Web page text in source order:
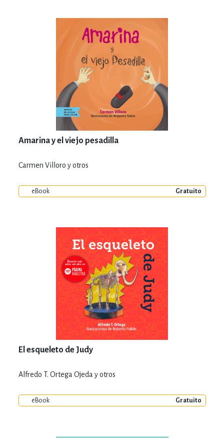
Amarina y el viejo pesadilla
Carmen Villoro y otros
eBook Gratuito
El esqueleto de Judy
Alfredo T. Ortega Ojeda y otros
eBook Gratuito